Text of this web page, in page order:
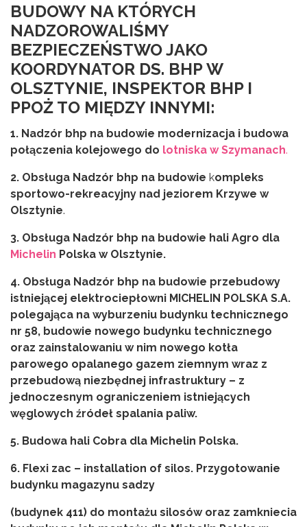
BUDOWY NA KTÓRYCH
NADZOROWALIŚMY
BEZPIECZEŃSTWO JAKO
KOORDYNATOR DS. BHPW
OLSZTYNIE, INSPEKTOR BHP I
PPOŻ TO MIĘDZY INNYMI:
1. Nadzór bhp na budowie modernizacja i budowa
połączenia kolejowego do lotniska w Szymanach.
2. Obsługa Nadzór bhp na budowie kompleks
sportowo-rekreacyjny nad jeziorem Krzywe w
Olsztynie.
3. Obsługa Nadzór bhp na budowie hali Agro dla
Michelin Polska w Olsztynie.
4. Obsługa Nadzór bhp na budowie przebudowy
istniejącej elektrociepłowni MICHELIN POLSKA S.A.
polegająca na wyburzeniu budynku technicznego
nr 58, budowie nowego budynku technicznego
oraz zainstalowaniu w nim nowego kotła
parowego opalanego gazem ziemnym wraz z
przebudową niezbędnej infrastruktury – z
jednoczesnym ograniczeniem istniejących
węglowych źródeł spalania paliw.
5. Budowa hali Cobra dla Michelin Polska.
6. Flexi zac – installation of silos. Przygotowanie
budynku magazynu sadzy
(budynek 411) do montażu silosów oraz zamkniecia